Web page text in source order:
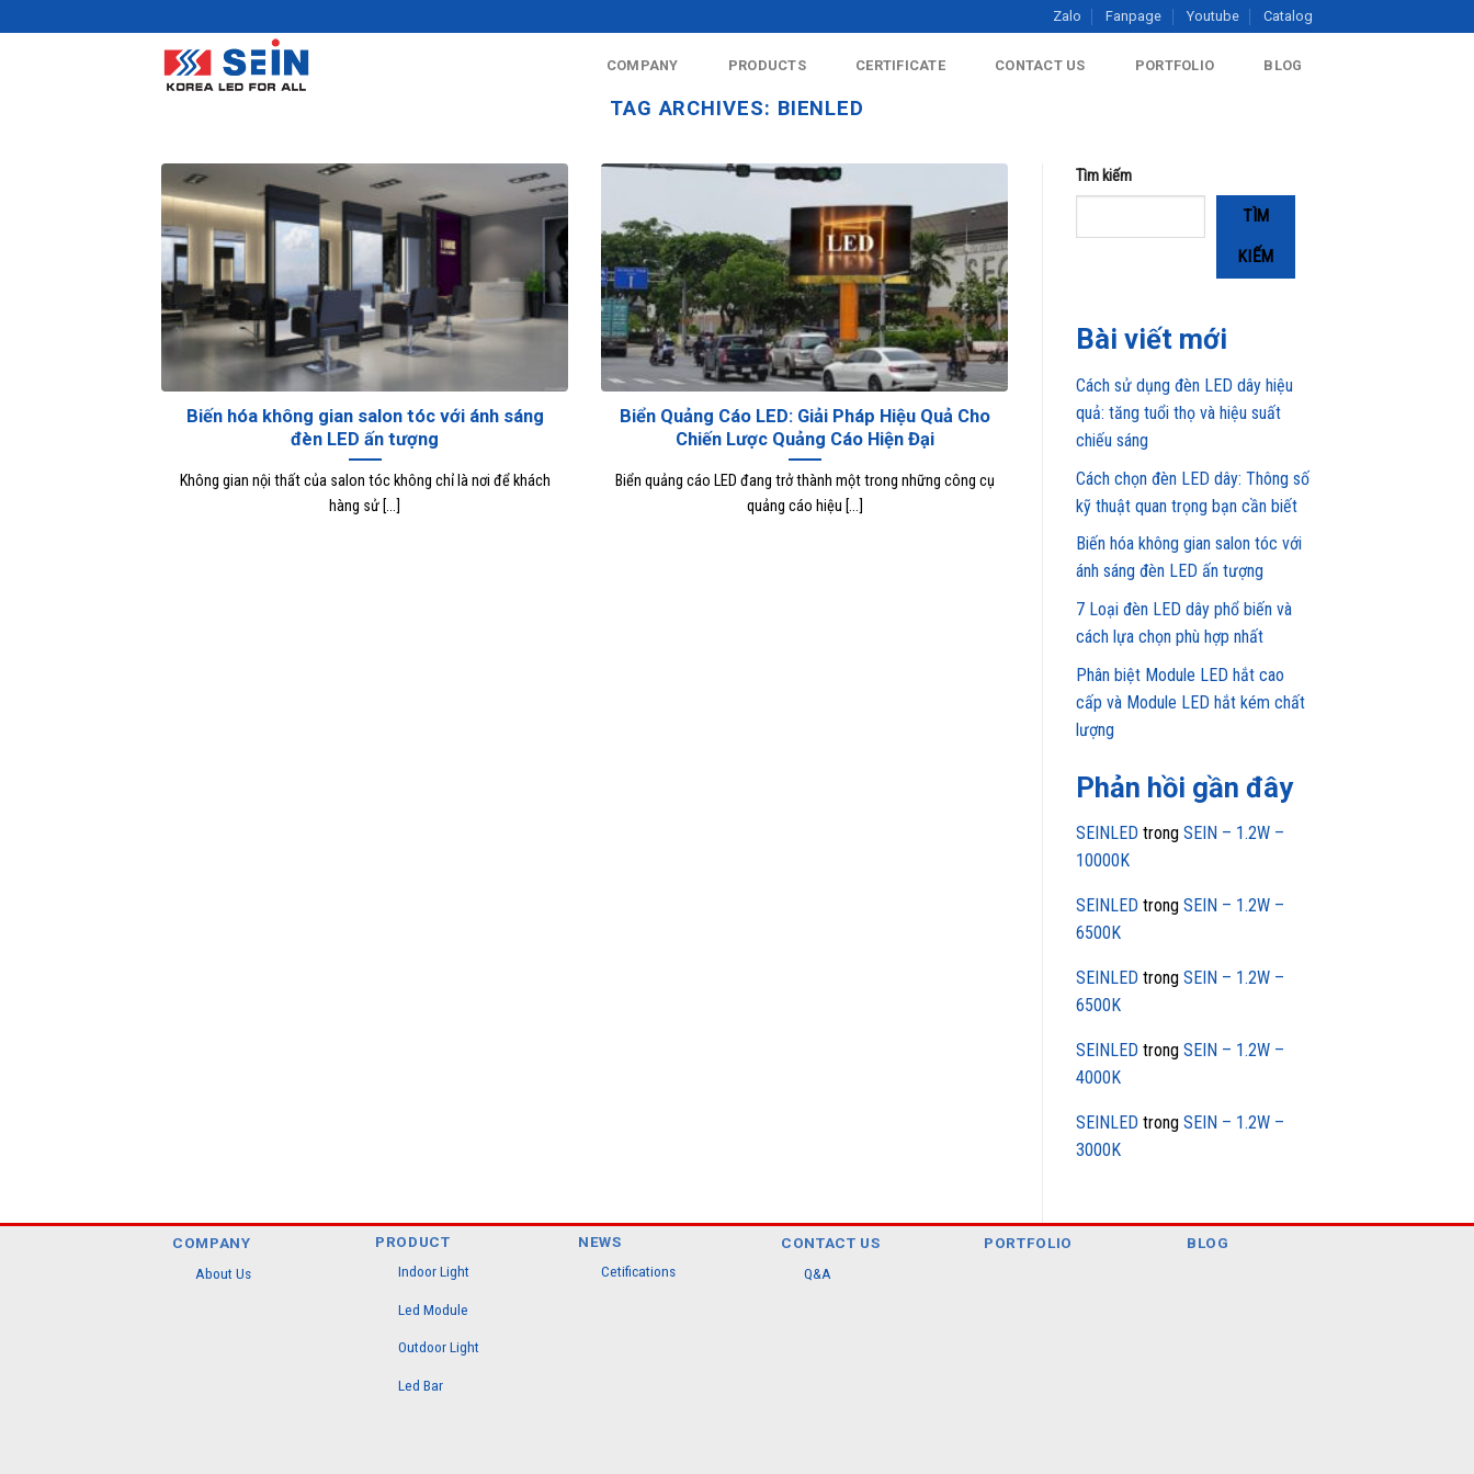
to
Zalo Fanpage Youtube Catalog
COMPANY PRODUCTS CERTIFICATE CONTACT US PORTFOLIO BLOG
TAG ARCHIVES: BIENLED
Biến hóa không gian salon tóc với ánh sáng
đèn LED ấn tượng
Không gian nội thất của salon tóc không chỉ là nơi để khách
hàng sử [...]
Biển Quảng Cáo LED: Giải Pháp Hiệu Quả Cho
Chiến Lược Quảng Cáo Hiện Đại
Biển quảng cáo LED đang trở thành một trong những công cụ
quảng cáo hiệu [...]
Tìm kiếm
TÌM
KIẾM
Bài viết mới
Cách sử dụng đèn LED dây hiệu
quả: tăng tuổi thọ và hiệu suất
chiếu sáng
Cách chọn đèn LED dây: Thông số
kỹ thuật quan trọng bạn cần biết
Biến hóa không gian salon tóc với
ánh sáng đèn LED ấn tượng
7 Loại đèn LED dây phổ biến và
cách lựa chọn phù hợp nhất
Phân biệt Module LED hắt cao
cấp và Module LED hắt kém chất
lượng
Phản hồi gần đây
SEINLED trong SEIN – 1.2W –
10000K
SEINLED trong SEIN – 1.2W –
6500K
SEINLED trong SEIN – 1.2W –
6500K
SEINLED trong SEIN – 1.2W –
4000K
SEINLED trong SEIN – 1.2W –
3000K
COMPANY
About Us
PRODUCT
Indoor Light
Led Module
Outdoor Light
Led Bar
NEWS
Cetifications
CONTACT US
Q&A
PORTFOLIO BLOG